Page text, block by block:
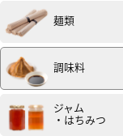
だけでなく、甘
たかのような
です！！おに
麺類
調味料
ジャム
・はちみつ